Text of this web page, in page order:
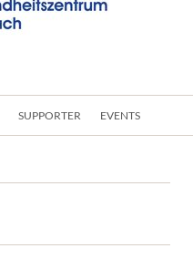
SUPPORTER EVENTS